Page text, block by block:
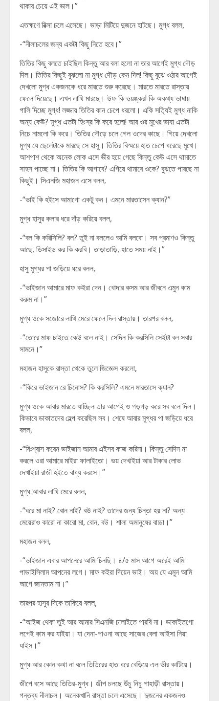
থাকার চেয়ে এই ভাল।”
এতক্ষণে রিক্সা চলে এসেছে। ভাড়া মিটিয়ে দুজনে হাটছে। মুগ্ধ বলল,
-“নীলাচলের জন্য একটা কিছু নিতে হবে।”
তিতির কিছু বলতে চাইছিল কিন্তু আর বলা হলো না তার আগেই মুগ্ধ দৌড়
দিল। তিতির কিছুই বুঝলো না মুগ্ধ দৌড় কেন দিল! কিছু বুঝে ওঠার আগেই
দেখলো মুগ্ধ একজনকে ধরে মারতে শুরু করেছে। মারতে মারতে রাস্তায়
ফেলে দিয়েছে। এখন লাথি মারছে। উফ কি ভয়ঙ্কর! কি অকথ্য ভাষায়
গালি দিচ্ছে মুগ্ধ! লজ্জায় তিতির কান চেপে ধরলো। একি সত্যিই মুগ্ধ নাকি
অন্য কেউ? মুগ্ধ এতটা হিংস্র কি করে হলো! আর ওর মুখের ভাষা এতটা
নিচে নামলো কি করে। তিতির দৌড়ে চলে গেল ওদের কাছে। গিয়ে দেখলো
মুগ্ধ যে ছেলেটাকে মারছে সে হাসু। তিতির বিস্ময়ে হাত চেপে ধরেছে মুখে।
আশপাশ থেকে অনেক লোক এসে ভীর হয়ে গেছে কিন্তু কেউ এসে থামাতে
সাহস পাচ্ছে না। তিতির কি আগাবে? এগিয়ে থামাবে ওকে? বুঝতে পারছে না
কিছুই। সিএনজি মহাজন এসে বলল,
-“ভাই কি হইসে আমাগো একটু কন। এমনে মারতাসেন ক্যান?”
মুগ্ধ হাসুর কলার ধরে দাঁড় করিয়ে বলল,
-“বল কি করিসিলি? বল? তুই না বললেও আমি বলবো। সব প্রমাণও কিন্তু
আছে, ডিসাইড কর কি করবি। তাড়াতাড়ি, হাতে সময় নাই।”
হাসু মুগ্ধর পা জড়িয়ে ধরে বলল,
-“ভাইজান আমারে মাফ কইরা দেন। খোদার কসম আর জীবনে এমুন কাম
করুম না।”
মুগ্ধ ওকে সজোরে লাথি মেরে ফেলে দিল রাস্তায়। তারপর বলল,
-“তোরে মাফ চাইতে কেউ বলে নাই। সেদিন কি করসিলি সেইটা বল সবার
সামনে।”
মহাজন হাসুকে রাস্তা থেকে তুলে জিজ্ঞেস করলো,
-“কিরে ভাইজান রে চিনোস? কি করসিলি? এমনে মারতাসে ক্যান?
মুগ্ধ ওকে আবার মারতে যাচ্ছিল তার আগেই ও গড়গড় করে সব বলে দিল।
কিভাবে ডাকাতদের হেল্প করেছিল সব। শেষে আবার মুগ্ধর পা জড়িয়ে ধরে
বলল,
-“বিঃশ্বাস করেন ভাইজান আমার এইসব কাজ করিনা। কিন্তু সেদিন না
করলে ওরা আমারে মাইরা ফালাইতো। ভয় দেখাইয়া আর টাকার লোভ
দেখাইয়া রাজী হইতে বাধ্য করসে।”
মুগ্ধ আবার লাথি মেরে বলল,
-“ঘরে মা নাই? বোন নাই? বউ নাই? তাদের জন্য চিন্তা হয় না? অন্য
মেয়েরাও কারো না কারো মা, বোন, বউ। শালা অমানুষের বাচ্চা।”
মহাজন বলল,
-“ভাইজান এবার আপনেরে আমি চিনছি। ৪/৫ মাস আগে অরেই আমি
পাডাইসিলাম আপনের লগে। মাফ কইরা দিয়েন ভাই। অয় যে এমুন আমি
আগে জানতাম না।”
তারপর হাসুর দিকে তাকিয়ে বলল,
-“আইজ থেকা তুই আর আমার সিএনজি চালাইতে পারবি না। ডাকাইতগো
লগেই কাম কর যাইয়া। যা দেনা-পাওনা আছে সাজের বেলা আইসা নিয়া
যাইস।”
মুগ্ধ আর কোন কথা না বলে তিতিরের হাত ধরে বেড়িয়ে এল ভীর কাটিয়ে।
জীপে বসে আছে তিতির-মুগ্ধ। জীপ চলছে উঁচু নিচু পাহাড়ী রাস্তায়।
গন্তব্য নীলাচল। অনেকখানি রাস্তা চলে এসেছে। দুজনের একজনও